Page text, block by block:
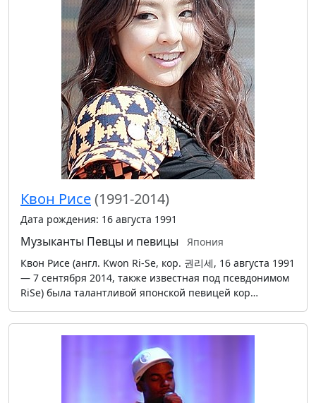
Квон Рисе(1991-2014)
Дата рождения: 16 августа 1991
Музыканты Певцы и певицы
Япония
Квон Рисе (англ. Kwon Ri-Se, кор. 권리세, 16 августа 1991
— 7 сентября 2014, также известная под псевдонимом
RiSe) была талантливой японской певицей кор…